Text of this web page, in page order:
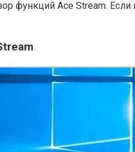
функций Ace Stream.